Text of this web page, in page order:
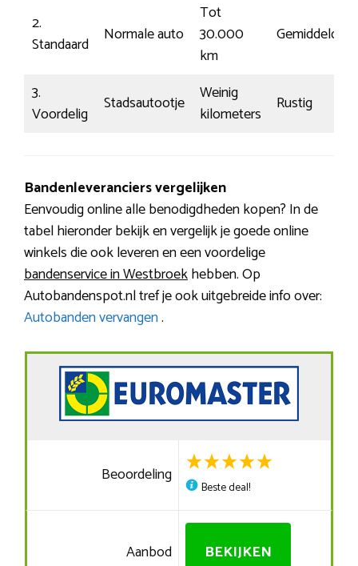
2.
Standaard
Normale auto
Tot
30.000
km
Gemiddeld
3.
Voordelig
Stadsautootje
Weinig
kilometers
Rustig
Bandenleveranciers vergelijken
Eenvoudig online alle benodigdheden kopen? In de
tabel hieronder bekijk en vergelijk je goede online
winkels die ook leveren en een voordelige
bandenservice in Westbroekhebben. Op
Autobandenspot.nl tref je ook uitgebreide info over:
Autobanden vervangen.
Beoordeling
Beste deal!
Aanbod BEKIJKEN